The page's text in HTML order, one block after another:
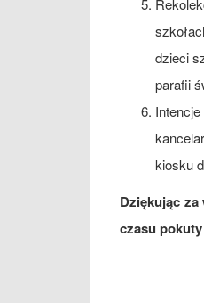
dzieci
parafii
kiosku
Dziękując
czasu